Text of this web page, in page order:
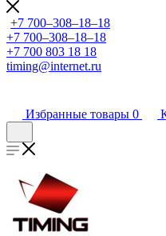
+7 700‒308‒18‒18
+7 700‒308‒18‒18
+7 700 803 18 18
timing@internet.ru
Избранные товары 0